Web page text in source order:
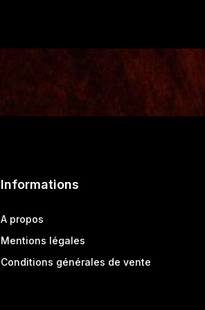
Informations
A propos
Mentions légales
Conditions générales de vente